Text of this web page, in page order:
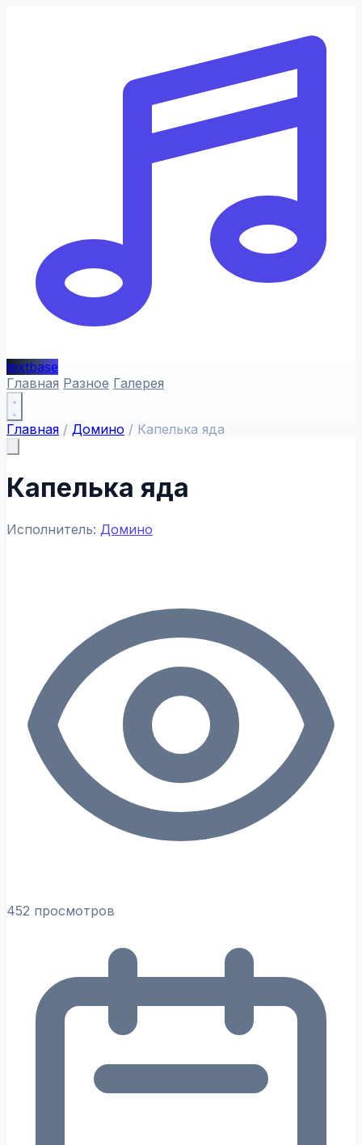
textbase
Главная Разное Галерея
Главная / Домино / Капелька яда
Капелька яда
Исполнитель: Домино
452 просмотров